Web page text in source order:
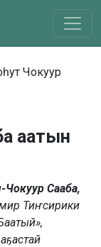
Чокуур
аатын
Сааба,
Тиҥсирики